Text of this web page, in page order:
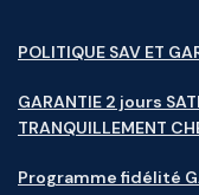
POLITIQUE SAV ET
GARANTIE 2 jours
TRANQUILLEMENT
Programme fidélité